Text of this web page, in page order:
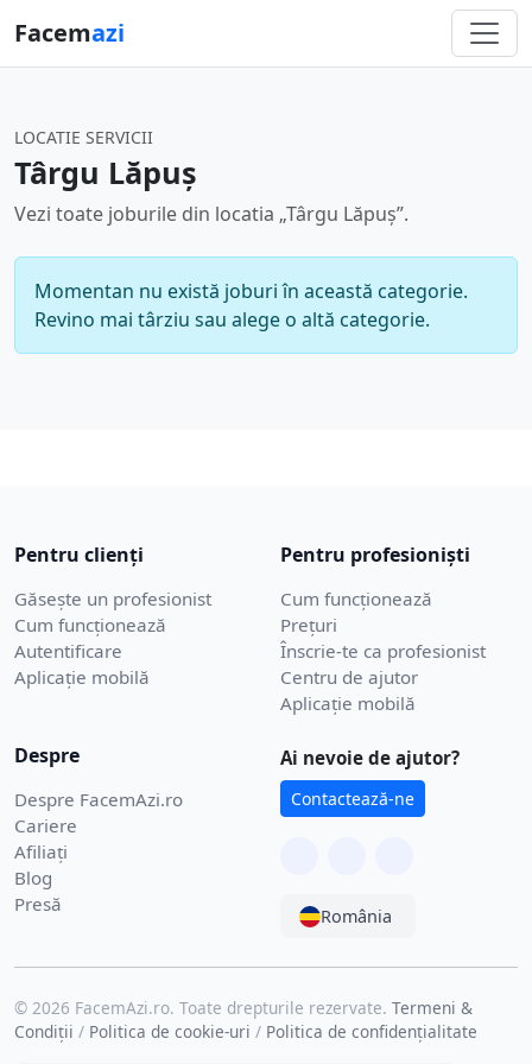
Facemazi
LOCATIE SERVICII
Târgu Lăpuș
Vezi toate joburile din locatia „Târgu Lăpuș”.
Momentan nu există joburi în această categorie.
Revino mai târziu sau alege o altă categorie.
Pentru clienți
Găsește un profesionist
Cum funcționează
Autentificare
Aplicație mobilă
Pentru profesioniști
Cum funcționează
Prețuri
Înscrie-te ca profesionist
Centru de ajutor
Aplicație mobilă
Despre
Despre FacemAzi.ro
Cariere
Afiliați
Blog
Presă
Ai nevoie de ajutor?
Contactează-ne
România
© 2026 FacemAzi.ro. Toate drepturile rezervate. Termeni &
Condiții / Politica de cookie-uri / Politica de confidențialitate